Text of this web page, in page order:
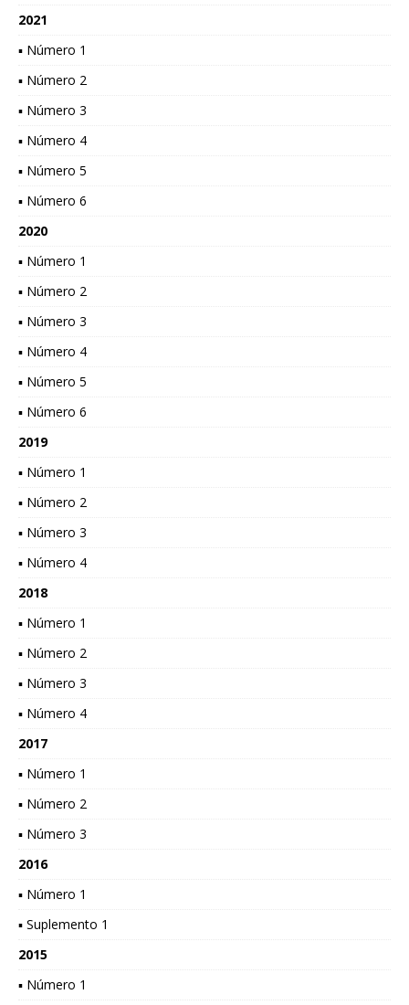
2021
▪ Número 1
▪ Número 2
▪ Número 3
▪ Número 4
▪ Número 5
▪ Número 6
2020
▪ Número 1
▪ Número 2
▪ Número 3
▪ Número 4
▪ Número 5
▪ Número 6
2019
▪ Número 1
▪ Número 2
▪ Número 3
▪ Número 4
2018
▪ Número 1
▪ Número 2
▪ Número 3
▪ Número 4
2017
▪ Número 1
▪ Número 2
▪ Número 3
2016
▪ Número 1
▪ Suplemento 1
2015
▪ Número 1